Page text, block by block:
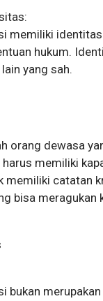
memiliki
hukum.
yang sah.
orang dewasa
memiliki
memiliki catatan
bisa meragukan
bukan